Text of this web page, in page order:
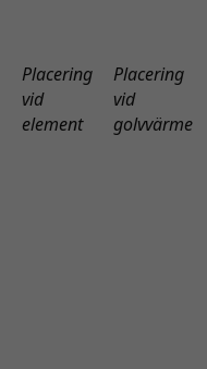
Placering
vid
element
Placering
vid
golvvärme